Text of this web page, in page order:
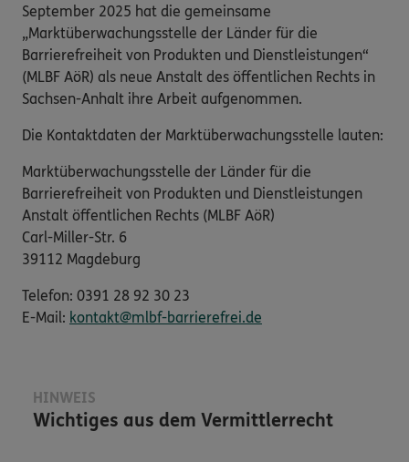
September 2025 hat die gemeinsame
„Marktüberwachungsstelle der Länder für die
Barrierefreiheit von Produkten und Dienstleistungen“
(MLBF AöR) als neue Anstalt des öffentlichen Rechts in
Sachsen-Anhalt ihre Arbeit aufgenommen.
Die Kontaktdaten der Marktüberwachungsstelle lauten:
Marktüberwachungsstelle der Länder für die
Barrierefreiheit von Produkten und Dienstleistungen
Anstalt öffentlichen Rechts (MLBF AöR)
Carl-Miller-Str. 6
39112 Magdeburg
Telefon: 0391 28 92 30 23
E-​Mail: kontakt@mlbf-barrierefrei.de
HINWEIS
Wichtiges aus dem Vermittlerrecht